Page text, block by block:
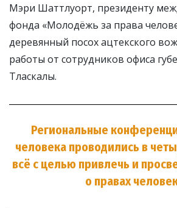
Мэри Шаттлуорт, президенту
фонда «Молодёжь за права
деревянный посох ацтекского
работы от сотрудников офиса
Тласкалы.
Региональные
человека проводились в
всё с целью привлечь и
о правах